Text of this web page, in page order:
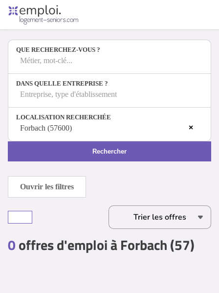
Offres d'emploi
Entreprises
Métiers
Se connecter
Espace candidat
Espace recruteur
QUE RECHERCHEZ-VOUS ?
Métier, mot-clé...
DANS QUELLE ENTREPRISE ?
Entreprise, type d'établissement
LOCALISATION RECHERCHÉE
×
Forbach (57600)
Rechercher
0offres d'emploi à Forbach (57)
Ouvrir les filtres